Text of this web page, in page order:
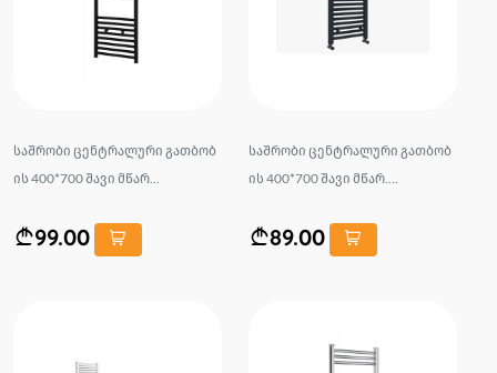
საშრობი ცენტრალური გათბობ
ის 400*700 შავი მწარ...
99.00
საშრობი ცენტრალური გათბობ
ის 400*700 შავი მწარ....
89.00